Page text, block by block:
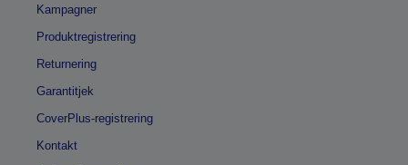
Kampagner
Produktregistrering
Returnering
Garantitjek
CoverPlus-registrering
Kontakt